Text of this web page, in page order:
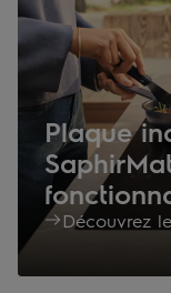
Plaque
Découvrez